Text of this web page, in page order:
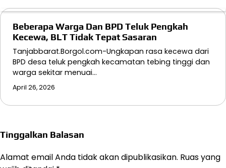
Beberapa Warga Dan BPD Teluk Pengkah
Kecewa, BLT Tidak Tepat Sasaran
Tanjabbarat.Borgol.com-Ungkapan rasa kecewa dari
BPD desa teluk pengkah kecamatan tebing tinggi dan
warga sekitar menuai…
April 26, 2026
Tinggalkan Balasan
Alamat email Anda tidak akan dipublikasikan. Ruas yang